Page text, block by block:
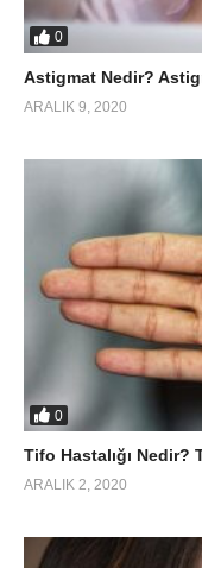
0
Astigmat Nedir?
ARALIK 9, 2020
0
Tifo Hastalığı Nedir?
ARALIK 2, 2020